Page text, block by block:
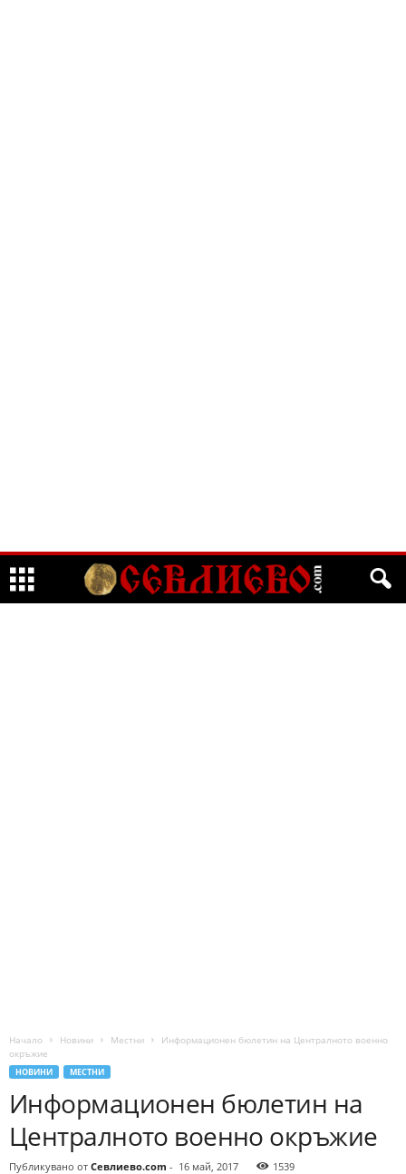
Начало Новини Местни
Информационен бюлетин на Централното военно
окръжие
НОВИНИ МЕСТНИ
Информационен бюлетин на
Централното военно окръжие
Публикувано от Севлиево.com - 16 май, 2017 1539